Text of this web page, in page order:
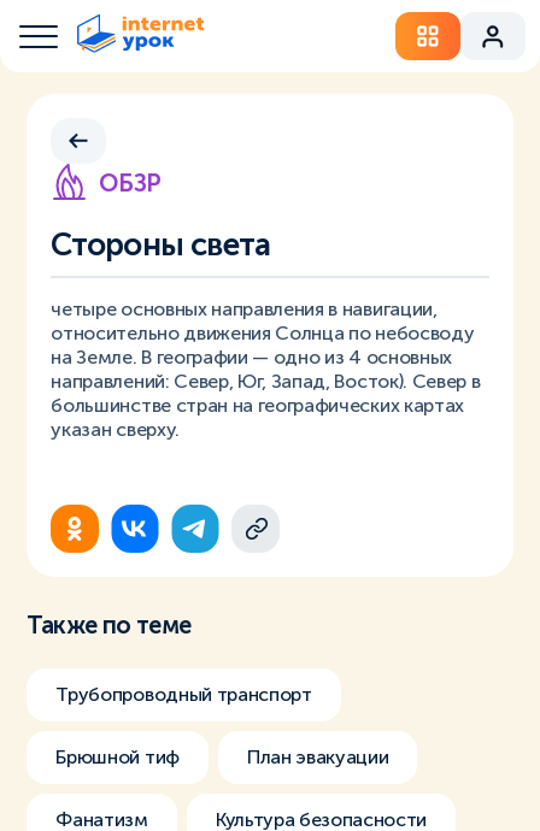
ОБЗР
Стороны света
четыре основных направления в навигации,
относительно движения Солнца по небосводу
на Земле. В географии — одно из 4 основных
направлений: Север, Юг, Запад, Восток). Север в
большинстве стран на географических картах
указан сверху.
Также по теме
Трубопроводный транспорт
Брюшной тиф План эвакуации
Фанатизм Культура безопасности